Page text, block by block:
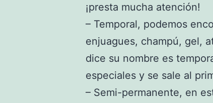
¡presta mucha atención!
– Temporal, podemos
enjuagues, champú, gel,
dice su nombre es
especiales y se sale al
– Semi-permanente, en